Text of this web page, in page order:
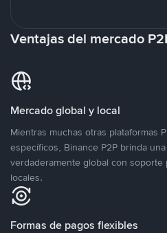
Ventajas del mercado
Mercado global y local
Mientras muchas otras plataformas
específicos, Binance P2P brinda
verdaderamente global con soporte
locales.
Formas de pagos flexibles